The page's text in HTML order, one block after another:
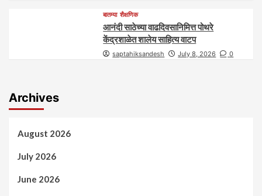
बातम्या शैक्षणिक
आनंदी साठेच्या वाढदिवसानिमित्त पोथरे
केंद्रशाळेत शालेय साहित्य वाटप
saptahiksandesh July 8, 2026 0
Archives
August 2026
July 2026
June 2026